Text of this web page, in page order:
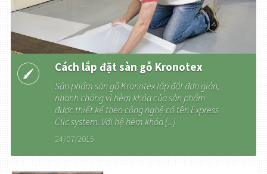
Cách lắp đặt sàn gỗ Kronotex
Sản phẩm sàn gỗ Kronotex lắp đặt đơn giản,
nhanh chóng vì hèm khóa của sản phẩm
được thiết kế theo công nghệ có tên Express
Clic system. Với hệ hèm khóa [...]
24/07/2015